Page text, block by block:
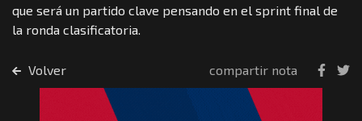
que será un partido clave pensando en el sprint final de
la ronda clasificatoria.
Volver compartir nota